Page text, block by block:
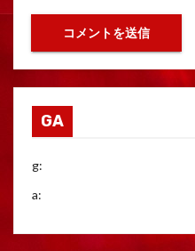
GA
g:
a: